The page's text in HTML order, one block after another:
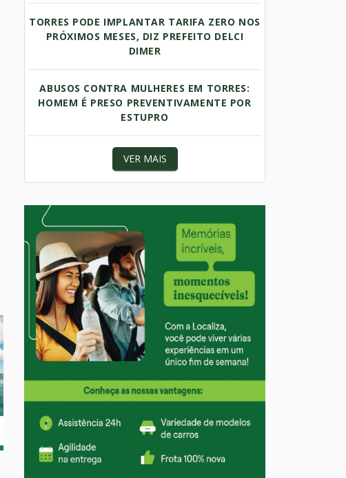
TORRES PODE IMPLANTAR TARIFA ZERO NOS
PRÓXIMOS MESES, DIZ PREFEITO DELCI
DIMER
ABUSOS CONTRA MULHERES EM TORRES:
HOMEM É PRESO PREVENTIVAMENTE POR
ESTUPRO
VER MAIS